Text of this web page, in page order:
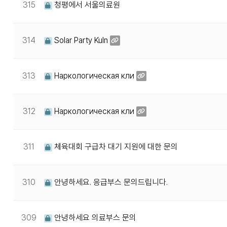
315 청평에서 서울의료원
314 Solar Party Kuln
313 Наркологическая кли
312 Наркологическая кли
311 체육대회 구급차 대기 지원에 대한 문의
310 안녕하세요. 응급부스 문의드립니다.
309 안녕하세요 의료부스 문의